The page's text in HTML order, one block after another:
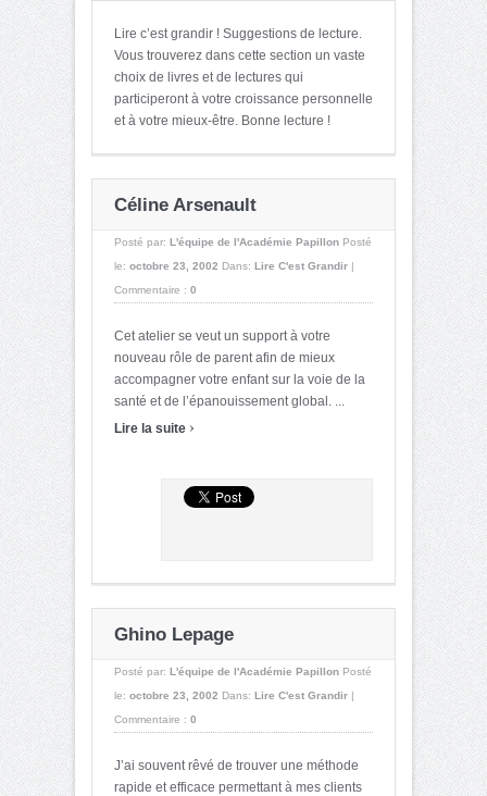
Lire c’est grandir ! Suggestions de lecture.
Vous trouverez dans cette section un vaste
choix de livres et de lectures qui
participeront à votre croissance personnelle
et à votre mieux-être. Bonne lecture !
Céline Arsenault
Posté par: L'équipe de l'Académie Papillon Posté
le: octobre 23, 2002 Dans: Lire C'est Grandir |
Commentaire : 0
Cet atelier se veut un support à votre
nouveau rôle de parent afin de mieux
accompagner votre enfant sur la voie de la
santé et de l’épanouissement global. ...
Lire la suite ›
Ghino Lepage
Posté par: L'équipe de l'Académie Papillon Posté
le: octobre 23, 2002 Dans: Lire C'est Grandir |
Commentaire : 0
J’ai souvent rêvé de trouver une méthode
rapide et efficace permettant à mes clients